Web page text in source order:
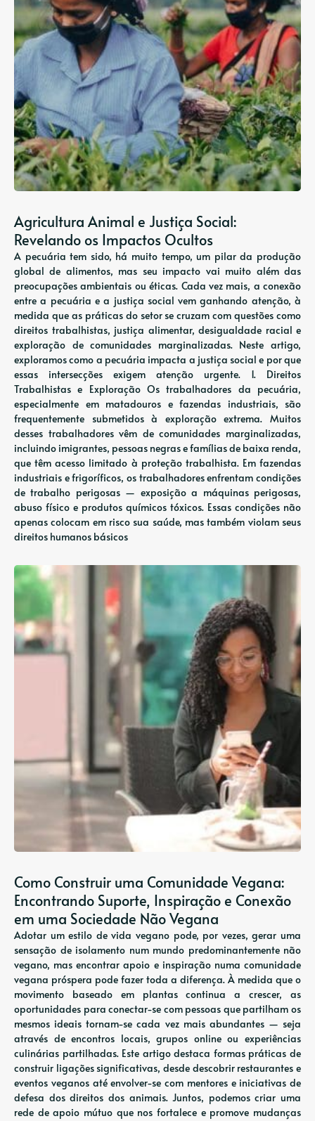
Agricultura Animal e Justiça Social:
Revelando os Impactos Ocultos
A pecuária tem sido, há muito tempo, um pilar da produção
global de alimentos, mas seu impacto vai muito além das
preocupações ambientais ou éticas. Cada vez mais, a conexão
entre a pecuária e a justiça social vem ganhando atenção, à
medida que as práticas do setor se cruzam com questões como
direitos trabalhistas, justiça alimentar, desigualdade racial e
exploração de comunidades marginalizadas. Neste artigo,
exploramos como a pecuária impacta a justiça social e por que
essas intersecções exigem atenção urgente. 1. Direitos
Trabalhistas e Exploração Os trabalhadores da pecuária,
especialmente em matadouros e fazendas industriais, são
frequentemente submetidos à exploração extrema. Muitos
desses trabalhadores vêm de comunidades marginalizadas,
incluindo imigrantes, pessoas negras e famílias de baixa renda,
que têm acesso limitado à proteção trabalhista. Em fazendas
industriais e frigoríficos, os trabalhadores enfrentam condições
de trabalho perigosas — exposição a máquinas perigosas,
abuso físico e produtos químicos tóxicos. Essas condições não
apenas colocam em risco sua saúde, mas também violam seus
direitos humanos básicos
Como Construir uma Comunidade Vegana:
Encontrando Suporte, Inspiração e Conexão
em uma Sociedade Não Vegana
Adotar um estilo de vida vegano pode, por vezes, gerar uma
sensação de isolamento num mundo predominantemente não
vegano, mas encontrar apoio e inspiração numa comunidade
vegana próspera pode fazer toda a diferença. À medida que o
movimento baseado em plantas continua a crescer, as
oportunidades para conectar-se com pessoas que partilham os
mesmos ideais tornam-se cada vez mais abundantes — seja
através de encontros locais, grupos online ou experiências
culinárias partilhadas. Este artigo destaca formas práticas de
construir ligações significativas, desde descobrir restaurantes e
eventos veganos até envolver-se com mentores e iniciativas de
defesa dos direitos dos animais. Juntos, podemos criar uma
rede de apoio mútuo que nos fortalece e promove mudanças